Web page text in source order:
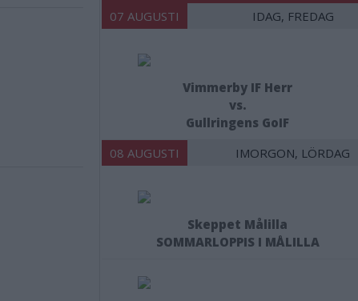
07 AUGUSTI IDAG, FREDAG
Vimmerby IF Herr
vs.
Gullringens GoIF
08 AUGUSTI IMORGON, LÖRDAG
Skeppet Målilla
SOMMARLOPPIS I MÅLILLA